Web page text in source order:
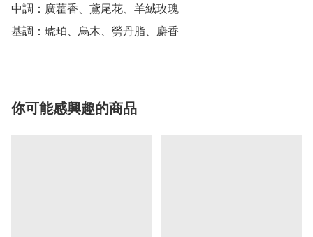
中調：廣藿香、鳶尾花、羊絨玫瑰
基調：琥珀、烏木、勞丹脂、麝香
你可能感興趣的商品